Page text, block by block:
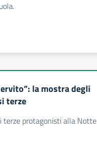
la mostra degli
terze
terze protagonisti alla Notte